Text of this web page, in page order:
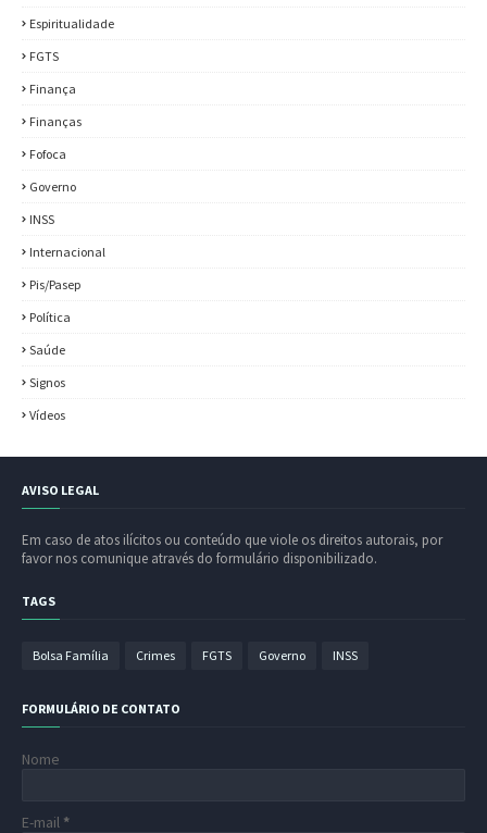
Espiritualidade
FGTS
Finança
Finanças
Fofoca
Governo
INSS
Internacional
Pis/Pasep
Política
Saúde
Signos
Vídeos
AVISO LEGAL
Em caso de atos ilícitos ou conteúdo que viole os direitos autorais, por
favor nos comunique através do formulário disponibilizado.
TAGS
Bolsa Família Crimes FGTS Governo INSS
FORMULÁRIO DE CONTATO
Nome
E-mail *